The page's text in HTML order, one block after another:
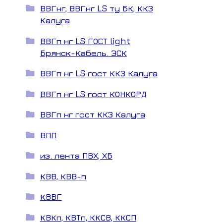
ВВГнг, ВВГнг LS ту БК, ККЗ
Калуга
ВВГп нг LS ГОСТ light
Брянск-Кабель. ЭСК
ВВГп нг LS гост ККЗ Калуга
ВВГп нг LS гост КОНКОРД
ВВГп нг гост ККЗ Калуга
ВПП
из. лента ПВХ, ХБ
КВВ, КВВ-п
КВВГ
КВКп, КВТп, ККСВ, ККСП